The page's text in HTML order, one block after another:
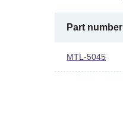
Part number
MTL-5045